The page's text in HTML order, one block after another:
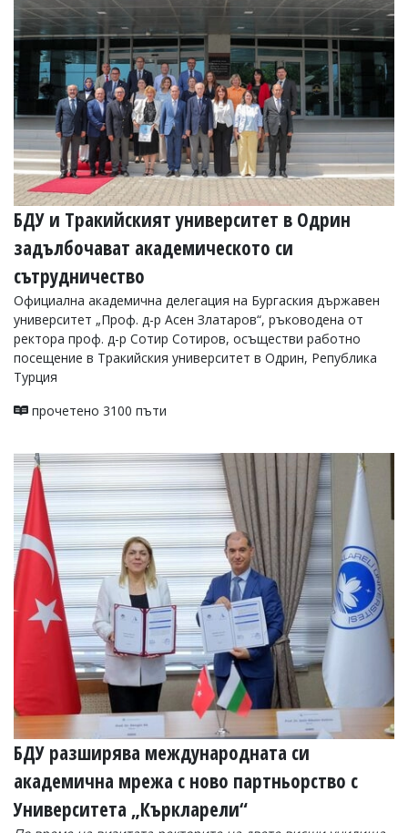
БДУ и Тракийският университет в Одрин
задълбочават академическото си
сътрудничество
Официална академична делегация на Бургаския държавен
университет „Проф. д-р Асен Златаров“, ръководена от
ректора проф. д-р Сотир Сотиров, осъществи работно
посещение в Тракийския университет в Одрин, Република
Турция
прочетено 3100 пъти
БДУ разширява международната си
академична мрежа с ново партньорство с
Университета „Къркларели“